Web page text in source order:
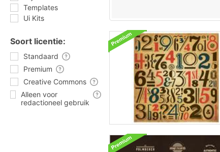
Templates
Ui Kits
Soort licentie:
Standaard
Premium
Creative Commons
Alleen voor
redactioneel gebruik